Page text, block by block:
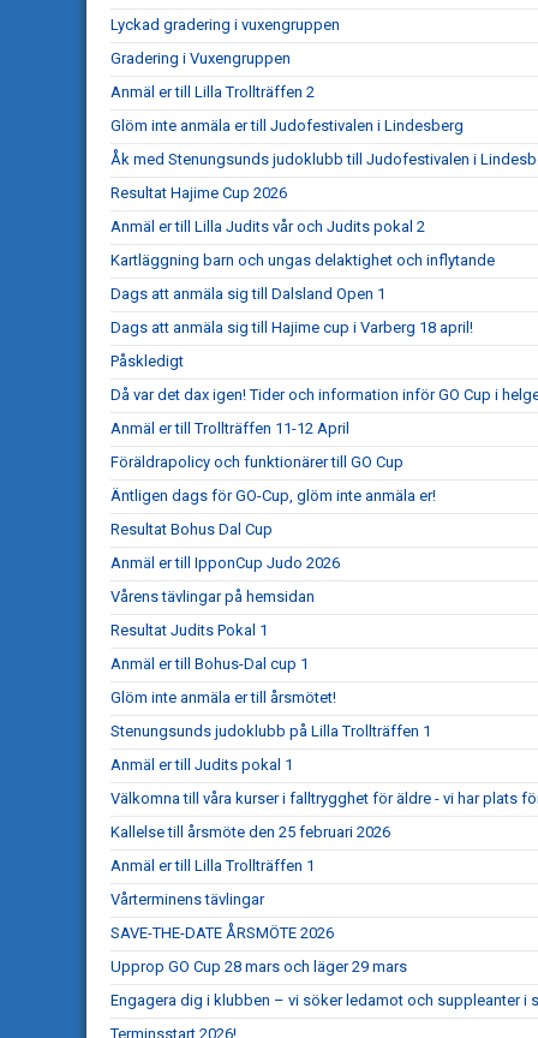
Lyckad gradering i vuxengruppen
Gradering i Vuxengruppen
Anmäl er till Lilla Trollträffen 2
Glöm inte anmäla er till Judofestivalen i Lindesberg
Åk med Stenungsunds judoklubb till Judofestivalen i
Resultat Hajime Cup 2026
Anmäl er till Lilla Judits vår och Judits pokal 2
Kartläggning barn och ungas delaktighet och inflytande
Dags att anmäla sig till Dalsland Open 1
Dags att anmäla sig till Hajime cup i Varberg 18 april!
Påskledigt
Då var det dax igen! Tider och information inför GO Cup i
Anmäl er till Trollträffen 11-12 April
Föräldrapolicy och funktionärer till GO Cup
Äntligen dags för GO-Cup, glöm inte anmäla er!
Resultat Bohus Dal Cup
Anmäl er till IpponCup Judo 2026
Vårens tävlingar på hemsidan
Resultat Judits Pokal 1
Anmäl er till Bohus-Dal cup 1
Glöm inte anmäla er till årsmötet!
Stenungsunds judoklubb på Lilla Trollträffen 1
Anmäl er till Judits pokal 1
Välkomna till våra kurser i falltrygghet för äldre - vi har plats
Kallelse till årsmöte den 25 februari 2026
Anmäl er till Lilla Trollträffen 1
Vårterminens tävlingar
SAVE-THE-DATE ÅRSMÖTE 2026
Upprop GO Cup 28 mars och läger 29 mars
Engagera dig i klubben – vi söker ledamot och suppleanter i
Terminsstart 2026!